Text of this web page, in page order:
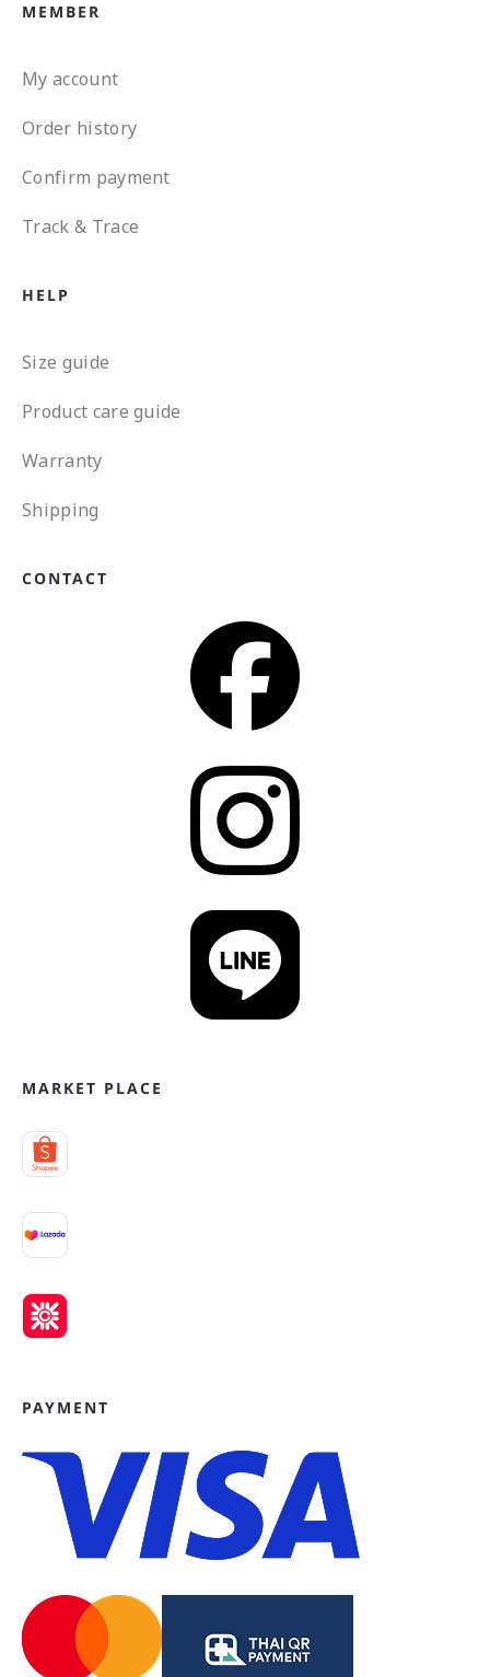
MEMBER
My account
Order history
Confirm payment
Track & Trace
HELP
Size guide
Product care guide
Warranty
Shipping
CONTACT
MARKET PLACE
PAYMENT